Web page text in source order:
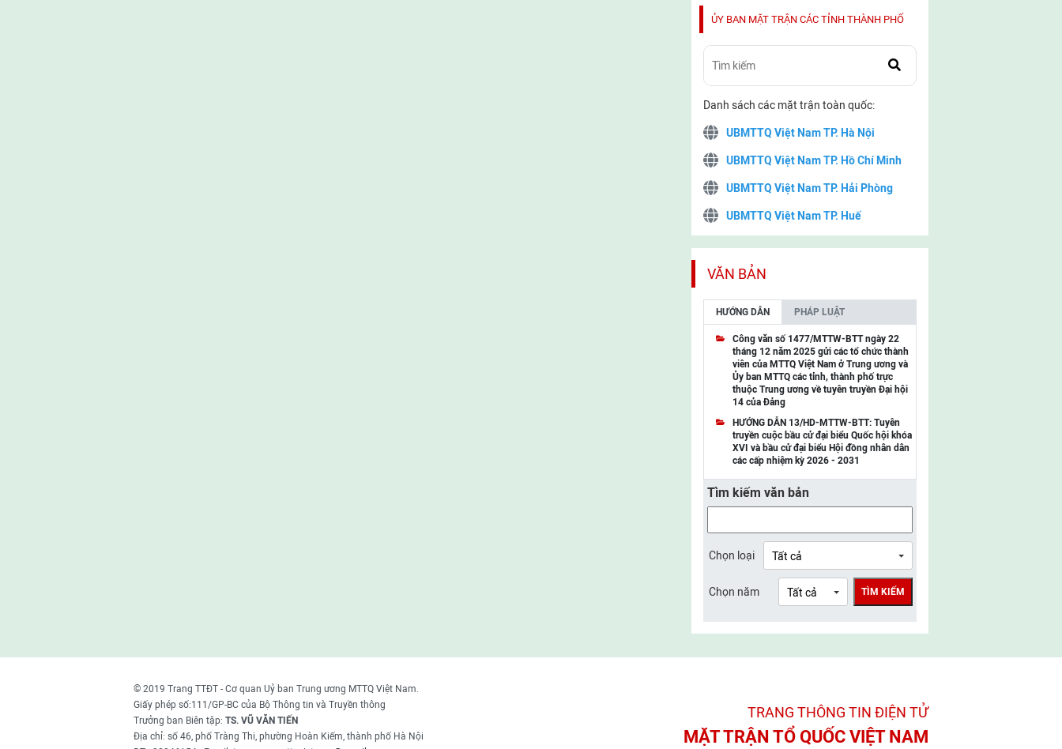
ỦY BAN MẶT TRẬN CÁC TỈNH THÀNH PHỐ
Danh sách các mặt trận toàn quốc:
UBMTTQ Việt Nam TP. Hà Nội
UBMTTQ Việt Nam TP. Hồ Chí Minh
UBMTTQ Việt Nam TP. Hải Phòng
UBMTTQ Việt Nam TP. Huế
UBMTTQ Việt Nam TP. Cần Thơ
UBMTTQ Việt Nam tỉnh Quảng Ninh
UBMTTQ Việt Nam tỉnh Cao Bằng
UBMTTQ Việt Nam tỉnh Lạng Sơn
UBMTTQ Việt Nam tỉnh Lai Châu
UBMTTQ Việt Nam tỉnh Điện Biên
UBMTTQ Việt Nam tỉnh Sơn La
UBMTTQ Việt Nam tỉnh Thanh Hóa
UBMTTQ Việt Nam tỉnh Nghệ An
UBMTTQ Việt Nam tỉnh Lào Cai
UBMTTQ Việt Nam tỉnh Thái Nguyên
UBMTTQ Việt Nam tỉnh Bắc Ninh
UBMTTQ Việt Nam tỉnh Ninh Bình
UBMTTQ Việt Nam tỉnh Quảng Trị
VĂN BẢN
HƯỚNG DẪN PHÁP LUẬT
Công văn số 1477/MTTW-BTT ngày 22
tháng 12 năm 2025 gửi các tổ chức thành
viên của MTTQ Việt Nam ở Trung ương và
Ủy ban MTTQ các tỉnh, thành phố trực
thuộc Trung ương về tuyên truyền Đại hội
14 của Đảng
HƯỚNG DẪN 13/HD-MTTW-BTT: Tuyên
truyền cuộc bầu cử đại biểu Quốc hội khóa
XVI và bầu cử đại biểu Hội đồng nhân dân
các cấp nhiệm kỳ 2026 - 2031
Tìm kiếm văn bản
Chọn loại
Chọn năm TÌM KIẾM
© 2019 Trang TTĐT - Cơ quan Uỷ ban Trung ương MTTQ Việt Nam.
Giấy phép số:111/GP-BC của Bộ Thông tin và Truyền thông
Trưởng ban Biên tập: TS. VŨ VĂN TIẾN
Địa chỉ: số 46, phố Tràng Thi, phường Hoàn Kiếm, thành phố Hà Nội
TRANG THÔNG TIN ĐIỆN TỬ­
MẶT TRẬN TỔ QUỐC VIỆT NAM